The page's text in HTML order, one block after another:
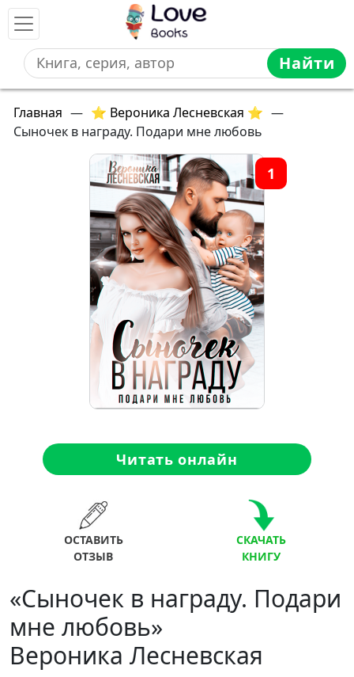
Найти
Главная — ⭐ Вероника Лесневская ⭐ —
Сыночек в награду. Подари мне любовь
1
Читать онлайн
ОСТАВИТЬ
ОТЗЫВ
СКАЧАТЬ
КНИГУ
«Сыночек в награду. Подари
мне любовь»
Вероника Лесневская